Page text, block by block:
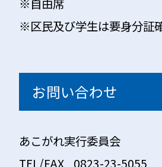
※区民及び学生は要身分証
お問い合わせ
あこがれ実行委員会
TEL/FAX 0823-23-5055